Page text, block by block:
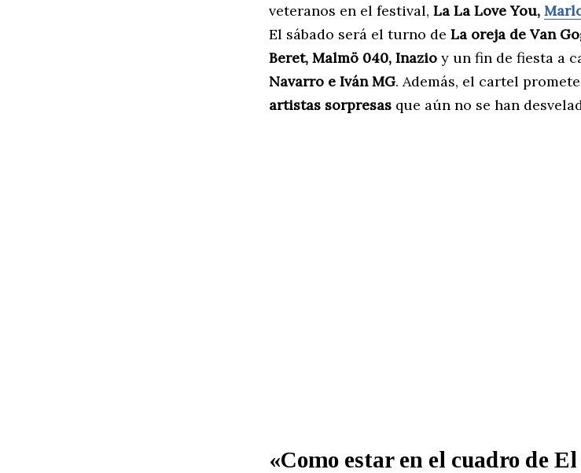
veteranos en el festival, La La Love You,
El sábado será el turno de La oreja de Van
Beret, Malmö 040, Inazio y un fin de fiesta a
Navarro e Iván MG. Además, el cartel
artistas sorpresas que aún no se han
«Como estar en el cuadro de El